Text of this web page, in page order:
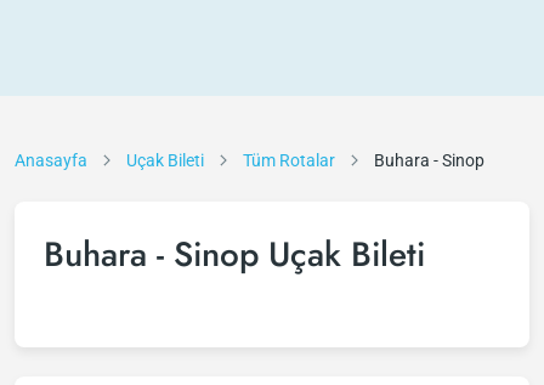
Anasayfa Uçak Bileti Tüm Rotalar Buhara - Sinop
Buhara - Sinop Uçak Bileti